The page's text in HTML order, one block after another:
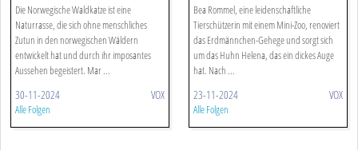
Die Norwegische Waldkatze ist eine
Naturrasse, die sich ohne menschliches
Zutun in den norwegischen Wäldern
entwickelt hat und durch ihr imposantes
Aussehen begeistert. Mar ...
30-11-2024 VOX
Alle Folgen
Bea Rommel, eine leidenschaftliche
Tierschützerin mit einem Mini-Zoo, renoviert
das Erdmännchen-Gehege und sorgt sich
um das Huhn Helena, das ein dickes Auge
hat. Nach ...
23-11-2024 VOX
Alle Folgen